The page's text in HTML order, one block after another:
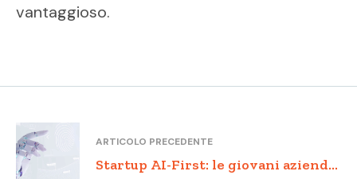
vantaggioso.
ARTICOLO PRECEDENTE
Startup AI-First: le giovani aziende